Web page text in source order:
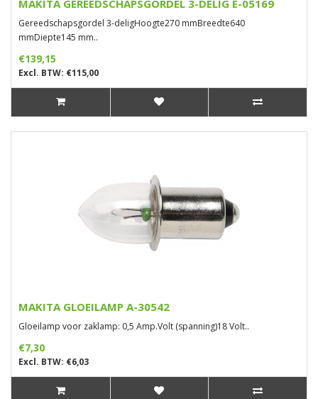
MAKITA GEREEDSCHAPSGORDEL 3-DELIG E-05169
Gereedschapsgordel 3-deligHoogte270 mmBreedte640
mmDiepte145 mm..
€139,15
Excl. BTW: €115,00
MAKITA GLOEILAMP A-30542
Gloeilamp voor zaklamp: 0,5 Amp.Volt (spanning)18 Volt..
€7,30
Excl. BTW: €6,03